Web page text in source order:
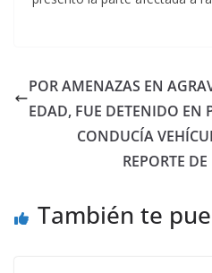
POR AMENAZAS EN
EDAD, FUE DETENIDO EN
CONDUCÍA
REPORTE
También te